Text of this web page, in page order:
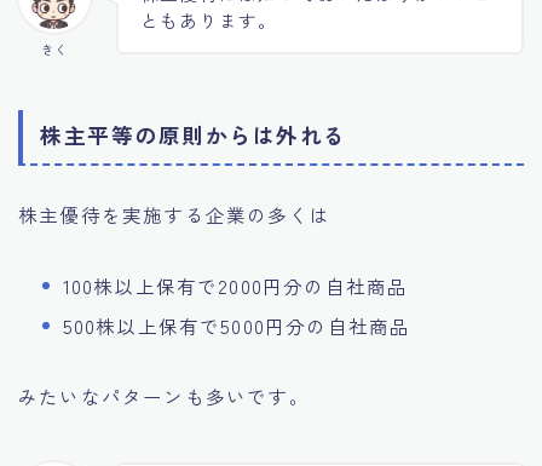
きく
ともあります。
株主平等の原則からは外れる
株主優待を実施する企業の多くは
100株以上保有で2000円分の自社商品
500株以上保有で5000円分の自社商品
みたいなパターンも多いです。